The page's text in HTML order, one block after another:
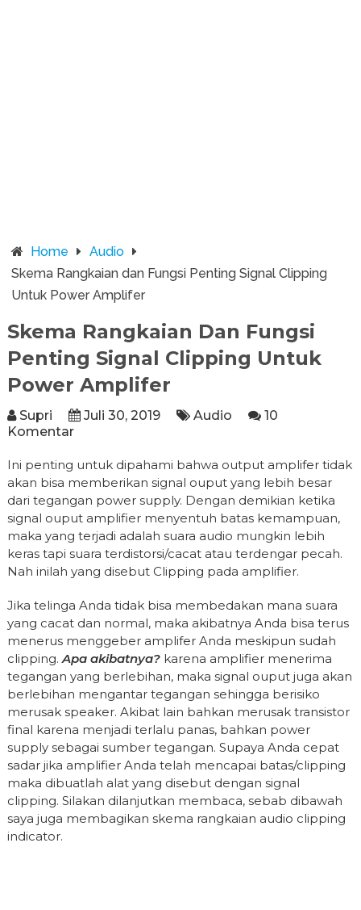
Home
Audio
Skema Rangkaian dan Fungsi Penting Signal Clipping
Untuk Power Amplifer
Skema Rangkaian Dan Fungsi
Penting Signal Clipping Untuk
Power Amplifer
Supri Juli 30, 2019 Audio
10
Komentar
Ini penting untuk dipahami bahwa output amplifer tidak
akan bisa memberikan signal ouput yang lebih besar
dari tegangan power supply. Dengan demikian ketika
signal ouput amplifier menyentuh batas kemampuan,
maka yang terjadi adalah suara audio mungkin lebih
keras tapi suara terdistorsi/cacat atau terdengar pecah.
Nah inilah yang disebut Clipping pada amplifier.
Jika telinga Anda tidak bisa membedakan mana suara
yang cacat dan normal, maka akibatnya Anda bisa terus
menerus menggeber amplifer Anda meskipun sudah
clipping.Apa akibatnya?karena amplifier menerima
tegangan yang berlebihan, maka signal ouput juga akan
berlebihan mengantar tegangan sehingga berisiko
merusak speaker. Akibat lain bahkan merusak transistor
final karena menjadi terlalu panas, bahkan power
supply sebagai sumber tegangan. Supaya Anda cepat
sadar jika amplifier Anda telah mencapai batas/clipping
maka dibuatlah alat yang disebut dengan signal
clipping. Silakan dilanjutkan membaca, sebab dibawah
saya juga membagikan skema rangkaian audio clipping
indicator.